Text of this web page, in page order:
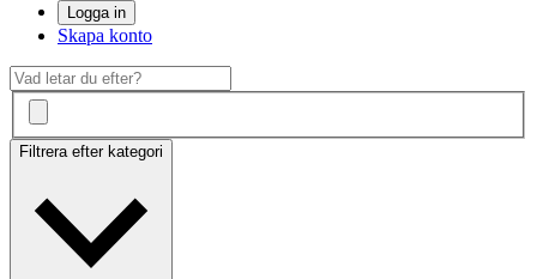
Logga in
Skapa konto
Filtrera efter kategori